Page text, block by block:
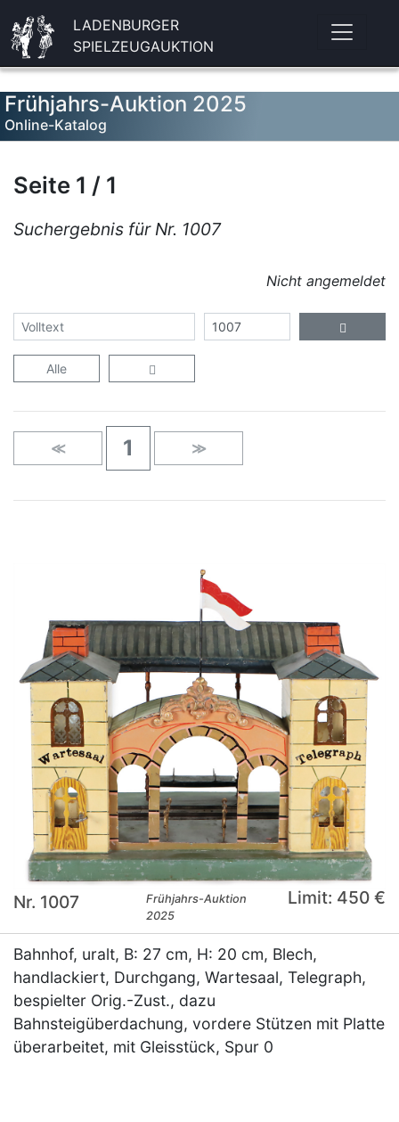
LADENBURGER
SPIELZEUGAUKTION
Frühjahrs-Auktion 2025
Online-Katalog
Seite 1 / 1
Suchergebnis für Nr. 1007
Nicht angemeldet
Alle
≪ 1 ≫
Nr. 1007
Frühjahrs-Auktion
2025
Limit: 450 €
Bahnhof, uralt, B: 27 cm, H: 20 cm, Blech,
handlackiert, Durchgang, Wartesaal, Telegraph,
bespielter Orig.-Zust., dazu
Bahnsteigüberdachung, vordere Stützen mit Platte
überarbeitet, mit Gleisstück, Spur 0